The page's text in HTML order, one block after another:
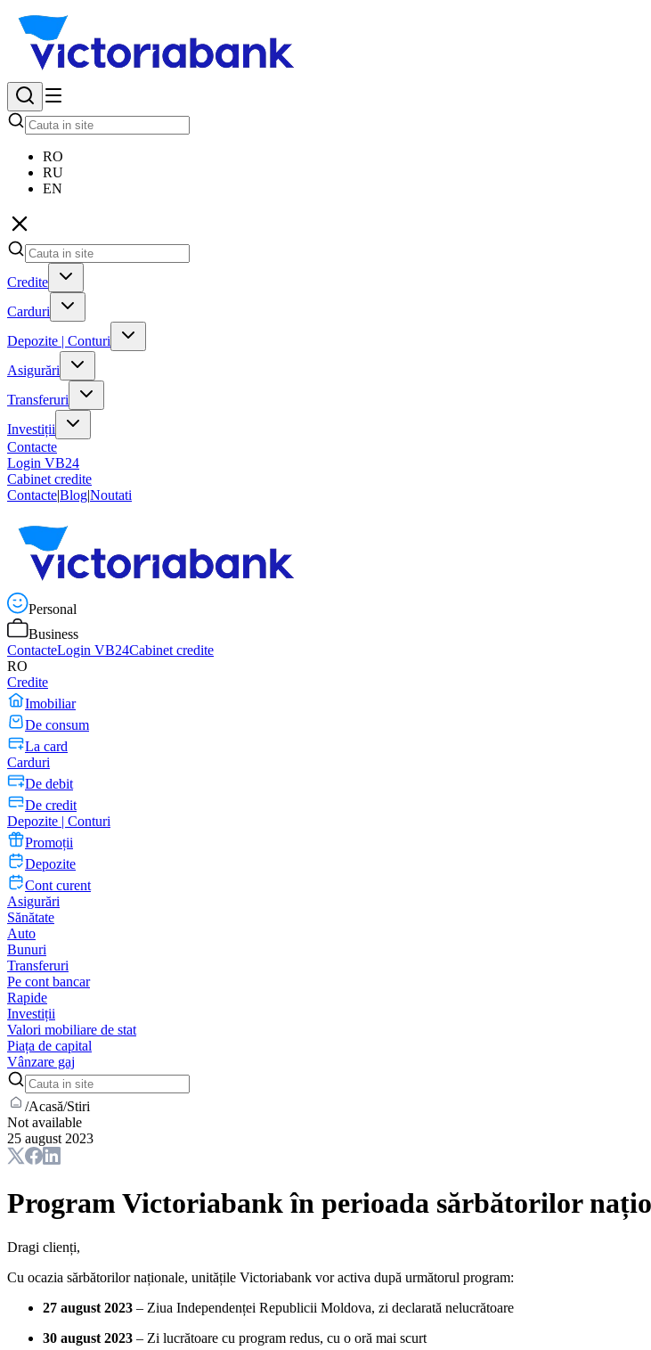
RO
RU
EN
Credite
Carduri
Depozite | Conturi
Asigurări
Transferuri
Investiții
Contacte
Login VB24
Cabinet credite
Contacte|Blog|Noutati
Personal
Business
ContacteLogin VB24Cabinet credite
RO
Credite
Imobiliar
De consum
La card
Carduri
De debit
De credit
Depozite | Conturi
Promoții
Depozite
Cont curent
Asigurări
Sănătate
Auto
Bunuri
Transferuri
Pe cont bancar
Rapide
Investiții
Valori mobiliare de stat
Piața de capital
Vânzare gaj
/Acasă/Stiri
Not available
25 august 2023
Program Victoriabank în perioada sărbătorilor
Dragi clienți,
Cu ocazia sărbătorilor naționale, unitățile Victoriabank vor activa după următorul program:
27 august 2023 – Ziua Independenței Republicii Moldova, zi declarată nelucrătoare
30 august 2023 – Zi lucrătoare cu program redus, cu o oră mai scurt